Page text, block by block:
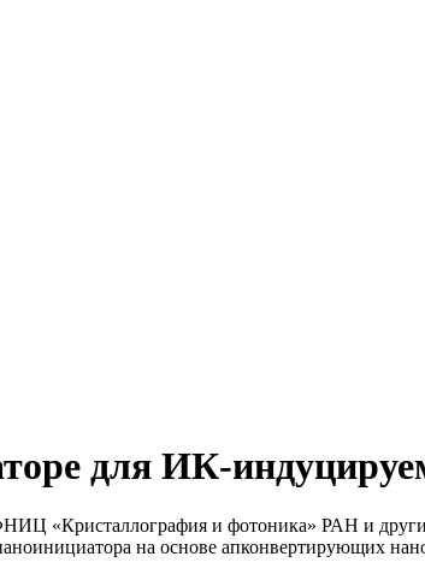
для ИК-
«Кристаллография и фотоника» РАН и
на основе апконвертирующих